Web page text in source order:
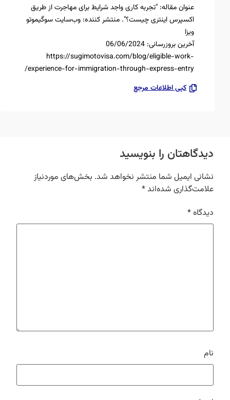
کپی اطلاعات مرجع
عنوان مقاله: "تجربه کاری واجد شرایط برای مهاجرت از طریق
اکسپرس اینتری چیست؟". منتشر کننده: وب‌سایت سوگیموتو
ویزا
آخرین بروزرسانی: 06/06/2024
https://sugimotovisa.com/blog/eligible-work-
experience-for-immigration-through-express-entry/
دیدگاهتان را بنویسید
نشانی ایمیل شما منتشر نخواهد شد. بخش‌های موردنیاز
علامت‌گذاری شده‌اند*
دیدگاه*
نام